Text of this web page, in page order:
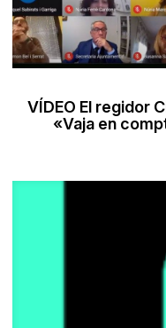
VÍDEO El regidor
«Vaja en